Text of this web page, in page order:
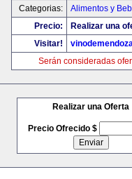
Categorias:
Alimentos y
Precio:
Realizar una
Visitar!
Serán consideradas
Realizar una Oferta
Precio Ofrecido $